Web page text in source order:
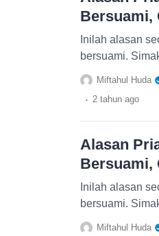
Bersuami,
Inilah alasan
bersuami.
Miftahul Huda
. 2 tahun ago
Alasan
Bersuami,
Inilah alasan
bersuami.
Miftahul Huda